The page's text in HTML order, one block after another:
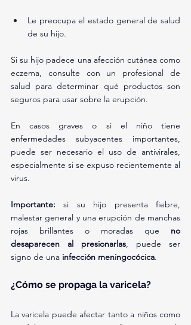
Le preocupa el estado general de salud
de su hijo.
Si su hijo padece una afección cutánea como
eczema, consulte con un profesional de
salud para determinar qué productos son
seguros para usar sobre la erupción.
En casos graves o si el niño tiene
enfermedades subyacentes importantes,
puede ser necesario el uso de antivirales,
especialmente si se expuso recientemente al
virus.
Importante: si su hijo presenta fiebre,
malestar general y una erupción de manchas
rojas brillantes o moradas que no
desaparecen al presionarlas, puede ser
signo de una infección meningocócica.
¿Cómo se propaga la varicela?
La varicela puede afectar tanto a niños como